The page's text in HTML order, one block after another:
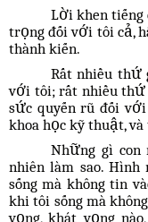
Lời khen tiếng
trọng đối với tôi cả,
thành kiến.
Rất nhiều thứ
với tôi; rất nhiều thứ
sức quyến rũ đối
khoa học kỹ thuật,
Những gì
nhiên làm sao.
sống mà không tin
khi tôi sống mà
vọng, khát vọng